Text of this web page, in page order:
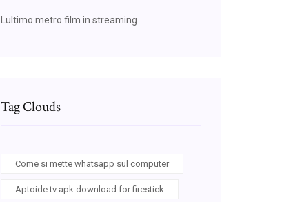
Lultimo metro film in streaming
Tag Clouds
Come si mette whatsapp sul computer
Aptoide tv apk download for firestick